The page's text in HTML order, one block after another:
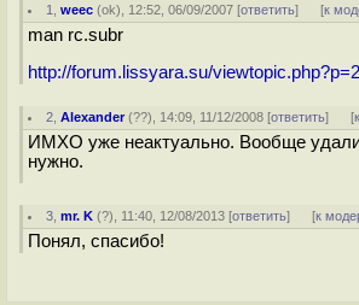
1 ,weec (ok), 12:52, 06/09/2007 [ответить] [к
man rc.subr
http://forum.lissyara.su/
2 ,Alexander(??), 14:09, 11/12/2008 [ответить] [
ИМХО уже неактуально. Вообще
нужно.
3 ,mr. K (?), 11:40, 12/08/2013 [ответить] [к
Понял, спасибо!